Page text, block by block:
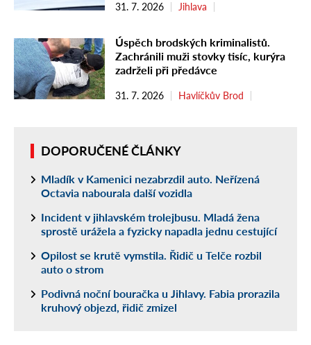
31. 7. 2026 Jihlava
Úspěch brodských kriminalistů.
Zachránili muži stovky tisíc, kurýra
zadrželi při předávce
31. 7. 2026 Havlíčkův Brod
DOPORUČENÉ ČLÁNKY
Mladík v Kamenici nezabrzdil auto. Neřízená
Octavia nabourala další vozidla
Incident v jihlavském trolejbusu. Mladá žena
sprostě urážela a fyzicky napadla jednu cestující
Opilost se krutě vymstila. Řidič u Telče rozbil
auto o strom
Podivná noční bouračka u Jihlavy. Fabia prorazila
kruhový objezd, řidič zmizel